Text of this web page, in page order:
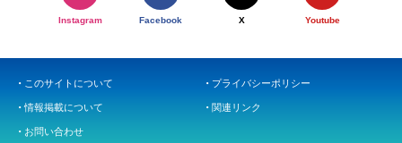
Instagram Facebook X Youtube
このサイトについて プライバシーポリシー
情報掲載について 関連リンク
お問い合わせ